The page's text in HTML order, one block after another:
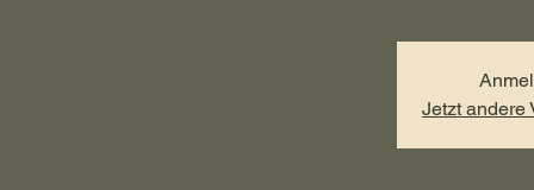
Jetzt andere